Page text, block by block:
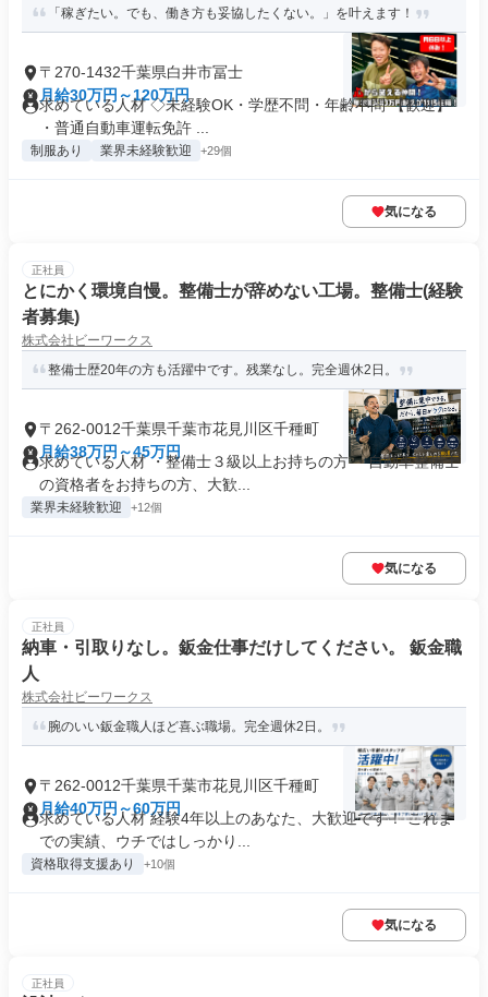
「稼ぎたい。でも、働き方も妥協したくない。」を叶えます！
〒270-1432千葉県白井市冨士
月給30万円～120万円
求めている人材 ◇未経験OK・学歴不問・年齢不問 【歓迎】
・普通自動車運転免許 ...
制服あり 業界未経験歓迎 +29個
気になる
正社員
とにかく環境自慢。整備士が辞めない工場。整備士(経験
者募集)
株式会社ビーワークス
整備士歴20年の方も活躍中です。残業なし。完全週休2日。
〒262-0012千葉県千葉市花見川区千種町
月給38万円～45万円
求めている人材 ・整備士３級以上お持ちの方 ・自動車整備士
の資格者をお持ちの方、大歓...
業界未経験歓迎 +12個
気になる
正社員
納車・引取りなし。鈑金仕事だけしてください。 鈑金職
人
株式会社ビーワークス
腕のいい鈑金職人ほど喜ぶ職場。完全週休2日。
〒262-0012千葉県千葉市花見川区千種町
月給40万円～60万円
求めている人材 経験4年以上のあなた、大歓迎です！ これま
での実績、ウチではしっかり...
資格取得支援あり +10個
気になる
正社員